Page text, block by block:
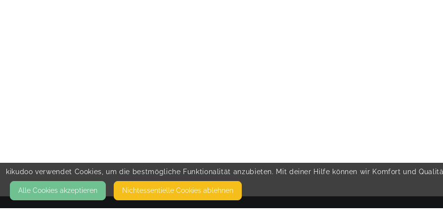
kikudoo verwendet Cookies, um die bestmögliche Funktionalität anzubieten. Mit deiner Hilfe können wir Komfort und
Alle Cookies akzeptieren Nicht­essentielle Cookies ablehnen